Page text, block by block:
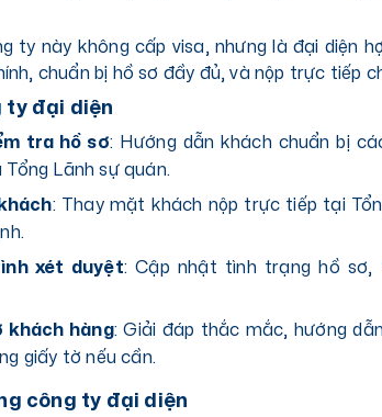
ty này không cấp visa, nhưng là đại diện
chuẩn bị hồ sơ đầy đủ, và nộp trực tiếp
ty đại diện
tra hồ sơ: Hướng dẫn khách chuẩn bị
Lãnh sự quán.
: Thay mặt khách nộp trực tiếp tại
xét duyệt: Cập nhật tình trạng hồ
khách hàng: Giải đáp thắc mắc, hướng
giấy tờ nếu cần.
công ty đại diện